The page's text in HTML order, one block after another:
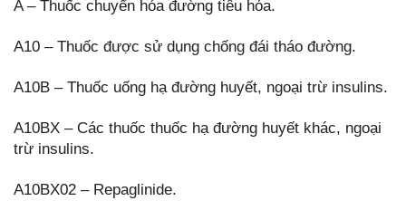
A – Thuốc chuyển hóa đường tiêu hóa.
A10 – Thuốc được sử dụng chống đái tháo đường.
A10B – Thuốc uống hạ đường huyết, ngoại trừ insulins.
A10BX – Các thuốc thuốc hạ đường huyết khác, ngoại
trừ insulins.
A10BX02 – Repaglinide.